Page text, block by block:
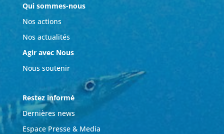
Qui sommes-nous
Nos actions
Nos actualités
Agir avec Nous
Nous soutenir
Restez informé
Dernières news
Espace Presse & Media